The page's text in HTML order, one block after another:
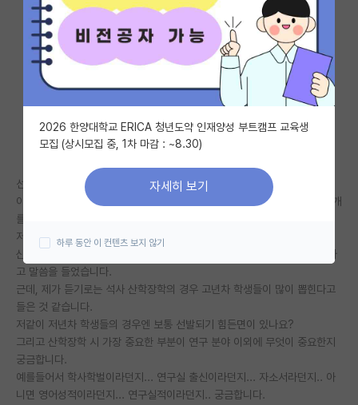
전체글보기
베스트 게시판
IF 명예의전당
자유 게시판(아무개랩)
미국 유학 게시판
미국 대학원 합격 후기 게시판
대학원생 모집 게시판
연구실(PI) 홍보 게시판
석박사 채용 정보 게시판
임용 정보 게시판
학부 인턴 게시판
취업 게시판
선배님들 안녕하십니까.
이번에 현대 모비스 산학장학생 공고를 보고 관심있어서 궁금해서 질문 몇개
를 남깁니다.
저는 다음학기 석사과정으로 입학예정 입니다.
산학장학 담당자한테 물어보니, 저의 경우엔 석사 1학기차로 지원 가능하다
고 말씀을 들었습니다.
근데, 제가 듣기로는 석사 산학장학의 경우 고년차 학생들이 많이 뽑힌다고
들은 것 같습니다.
저같이 저년차 학생들의 경우엔 보통 선발되기 힘든면이 있나요?
그리고 산학장학 시 가장 중요한 부분이 연구 분야 이외에 무엇이 중요한지
궁금합니다.
예를들어서 학사학벌이라던지... 연구실 출신이라던지... 자소서라던지.. 아
니면 영어성적이라던지... 연구실적이라던지.. 궁금합니다.
2026 한양대학교 ERICA 청년도약 인재양성 부트캠프 교육생
모집 (상시모집 중, 1차 마감 : ~8.30)
자세히 보기
하루 동안 이 컨텐츠 보지 않기